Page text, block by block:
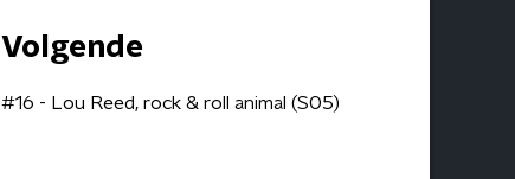
Volgende
#16 - Lou Reed, rock & roll animal (S05)